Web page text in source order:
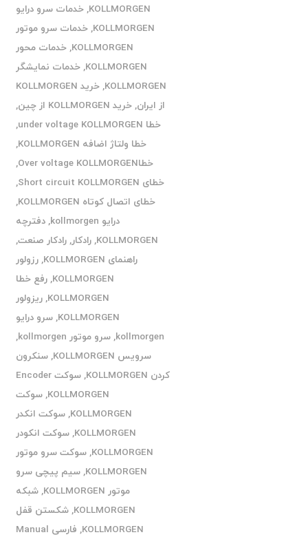
KOLLMORGEN
,خدمات سرو درایو
KOLLMORGEN
,خدمات سرو موتور
KOLLMORGEN
,خدمات محور
KOLLMORGEN
,خدمات نمایشگر
KOLLMORGEN
,
خرید KOLLMORGEN
از ایران,خرید KOLLMORGEN از چین
,
خطا under voltage KOLLMORGEN
,
خطا ولتاژ اضافه KOLLMORGEN
,
خطاOver voltage KOLLMORGEN
,
خطای Short circuit KOLLMORGEN
,
خطای اتصال کوتاه KOLLMORGEN
,
درایو kollmorgen
,دفترچه
KOLLMORGEN
,رادکار,رادکار صنعت,
راهنمای KOLLMORGEN
,رزولور
KOLLMORGEN
,رفع خطا
KOLLMORGEN
,ریزولور
KOLLMORGEN
,سرو درایو
kollmorgen
,سرو موتور kollmorgen
,
سرویس KOLLMORGEN
,سنکرون
کردن KOLLMORGEN
,
سوکت Encoder
KOLLMORGEN
,سوکت
KOLLMORGEN
,سوکت انکدر
KOLLMORGEN
,سوکت انکودر
KOLLMORGEN
,سوکت سرو موتور
KOLLMORGEN
,سیم پیچی سرو
موتور KOLLMORGEN
,شبکه
KOLLMORGEN
,شکستن قفل
KOLLMORGEN
,
فارسی Manual